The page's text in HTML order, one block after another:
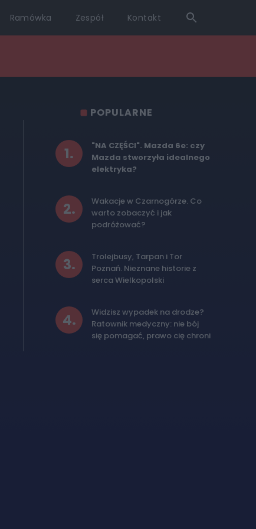
Ramówka Zespół Kontakt
POPULARNE
1.
"NA CZĘŚCI". Mazda 6e: czy
Mazda stworzyła idealnego
elektryka?
2.
Wakacje w Czarnogórze. Co
warto zobaczyć i jak
podróżować?
3.
Trolejbusy, Tarpan i Tor
Poznań. Nieznane historie z
serca Wielkopolski
4.
Widzisz wypadek na drodze?
Ratownik medyczny: nie bój
się pomagać, prawo cię chroni